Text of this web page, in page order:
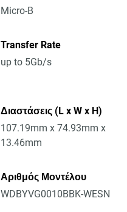
Micro-B
Transfer Rate
up to 5Gb/s
Διαστάσεις (L x W x H)
107.19mm x 74.93mm x
13.46mm
Αριθμός Μοντέλου
WDBYVG0010BBK-WESN